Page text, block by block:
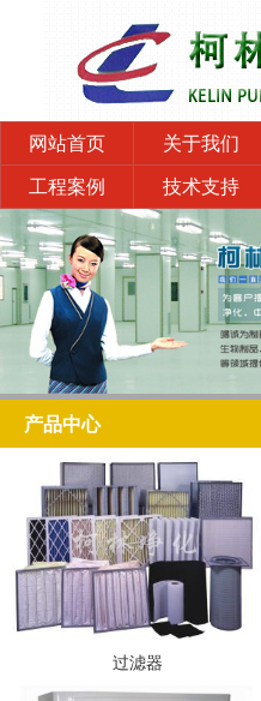
网站首页 关于我们
工程案例 技术支持
产品中心
过滤器